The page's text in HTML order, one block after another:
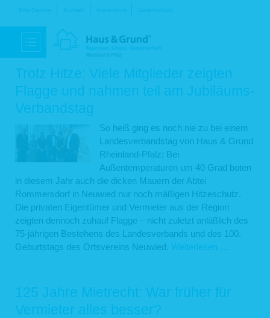
Navigation
Info-Service Kontakt Impressum Datenschutz
Trotz Hitze: Viele Mitglieder zeigten
Flagge und nahmen teil am Jubiläums-
Verbandstag
So heiß ging es noch nie zu bei einem
Landesverbandstag von Haus & Grund
Rheinland-Pfalz: Bei
Außentemperaturen um 40 Grad boten
in diesem Jahr auch die dicken Mauern der Abtei
Rommersdorf in Neuwied nur noch mäßigen Hitzeschutz.
Die privaten Eigentümer und Vermieter aus der Region
zeigten dennoch zuhauf Flagge – nicht zuletzt anläßlich des
75-jährigen Bestehens des Landesverbands und des 100.
Geburtstags des Ortsvereins Neuwied. Weiterlesen …
zeigten
125 Jahre Mietrecht: War früher für
Vermieter alles besser?